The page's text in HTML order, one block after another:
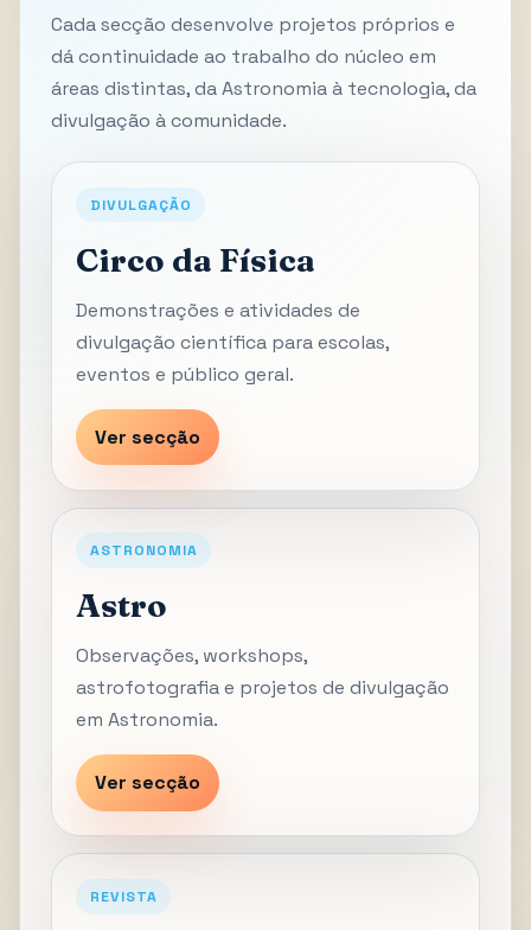
Cada secção desenvolve projetos próprios e
dá continuidade ao trabalho do núcleo em
áreas distintas, da Astronomia à tecnologia, da
divulgação à comunidade.
DIVULGAÇÃO
Circo da Física
Demonstrações e atividades de
divulgação científica para escolas,
eventos e público geral.
Ver secção
ASTRONOMIA
Astro
Observações, workshops,
astrofotografia e projetos de divulgação
em Astronomia.
Ver secção
REVISTA